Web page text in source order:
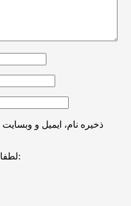
ذخیره نام، ایمیل و
لطفا پاسخ را به عدد انگلیسی وارد کنید: